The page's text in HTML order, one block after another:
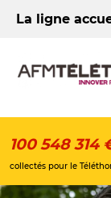
contenuLa ligne
100 548 314
collectés pour le